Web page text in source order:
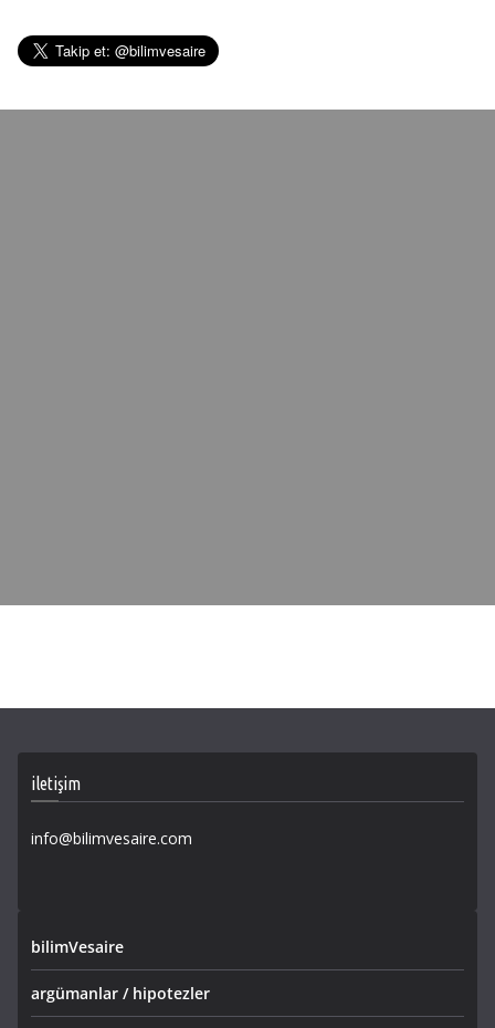
iletişim
info@bilimvesaire.com
bilimVesaire
argümanlar / hipotezler